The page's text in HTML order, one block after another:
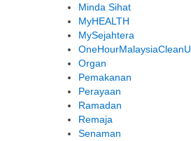
Minda Sihat
MyHEALTH
MySejahtera
Organ
Pemakanan
Perayaan
Ramadan
Remaja
Senaman